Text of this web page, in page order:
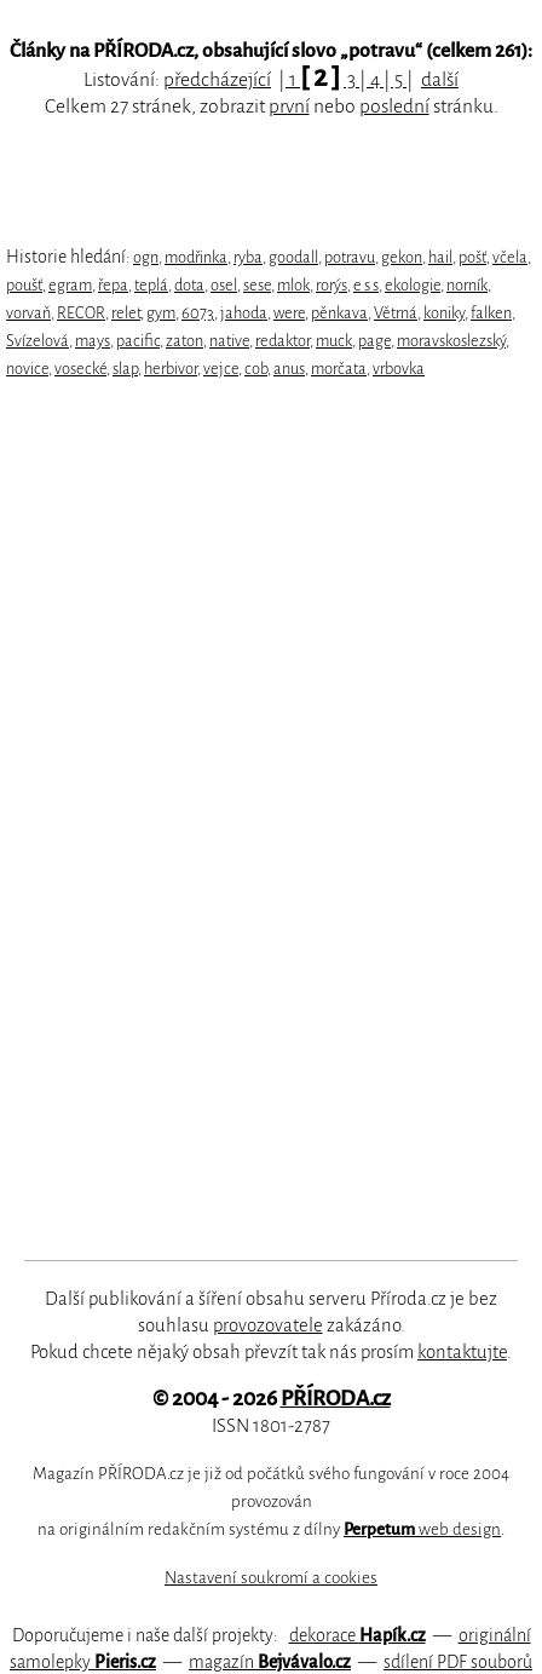
Články na PŘÍRODA.cz, obsahující slovo „potravu“ (celkem 261):
Listování: předcházející 1 [ 2 ] 3 4 5
další
Celkem 27 stránek, zobrazitprvnínebo poslednístránku.
Historie hledání: ogn, modřinka, ryba, goodall , potravu, gekon, hail , pošť,včela,
poušť,egram, řepa,teplá,dota,osel ,sese, mlok, rorýs,e s s,ekologie, norník,
vorvaň, RECOR, relet, gym,6073,jahoda,were, pěnkava,Větrná, koniky,falken,
Svízelová, mays, pacific,zaton, native, redaktor, muck, page, moravskoslezský,
novice,vosecké,slap, herbivor,vejce,cob,anus, morčata,vrbovka
Další publikování a šíření obsahu serveru Příroda.cz je bez
souhlasu provozovatele zakázáno.
Pokud chcete nějaký obsah převzít tak nás prosím kontaktujte.
© 2004 - 2026PŘÍRODA.cz
ISSN 1801-2787
Magazín PŘÍRODA.cz je již od počátků svého fungování v roce 2004
provozován
na originálním redakčním systému z dílny Perpetum web design
Nastavení soukromí a cookies
Doporučujeme i naše další projekty: dekorace Hapík.cz— originální
samolepky Pieris.cz — magazín Bejvávalo.cz — sdílení PDF souborů